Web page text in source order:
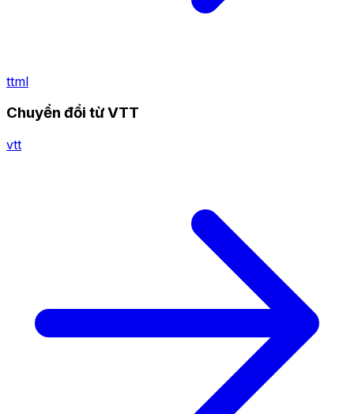
ttml
Chuyển đổi từ VTT
vtt